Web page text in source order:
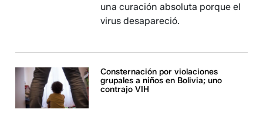
una curación absoluta porque el
virus desapareció.
Consternación por violaciones
grupales a niños en Bolivia; uno
contrajo VIH